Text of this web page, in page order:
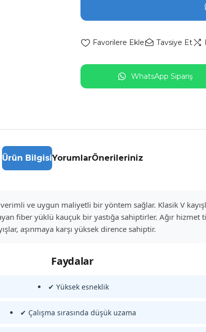
Tavsiye Et
WhatsApp Sipariş
Ürün BilgisiYorumlarÖnerileriniz
ve uygun maliyetli bir yöntem sağlar. Klasik V
fiber yüklü kauçuk bir yastığa sahiptirler. Ağır hizmet
aşınmaya karşı yüksek dirence sahiptir.
Faydalar
✔ Yüksek esneklik
✔ Çalışma sırasında düşük uzama